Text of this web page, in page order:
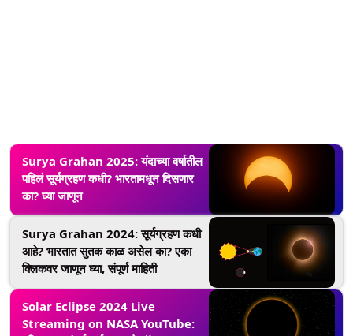
Surya Grahan 2025: यंदाच्या वर्षातील
पहिलं सूर्यग्रहण कधी? भारतामधून दिसणार
का? घ्या जाणून
Surya Grahan 2024: सूर्यग्रहण कधी
आहे? भारतात सुतक काळ असेल का? एका
क्लिकवर जाणून घ्या, संपूर्ण माहिती
Solar Eclipse 2024 Live
Streaming on NASA YouTube: